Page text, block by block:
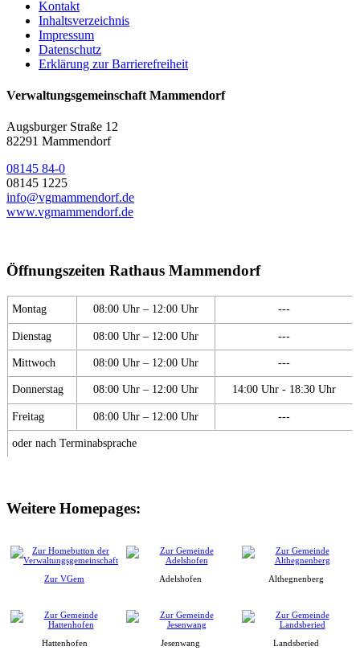
Kontakt
Inhaltsverzeichnis
Impressum
Datenschutz
Erklärung zur Barrierefreiheit
Verwaltungsgemeinschaft Mammendorf
Augsburger Straße 12
82291 Mammendorf
08145 84-0
08145 1225
info@vgmammendorf.de
www.vgmammendorf.de
Öffnungszeiten Rathaus Mammendorf
Montag 08:00 Uhr – 12:00 Uhr ---
Dienstag 08:00 Uhr – 12:00 Uhr ---
Mittwoch 08:00 Uhr – 12:00 Uhr ---
Donnerstag 08:00 Uhr – 12:00 Uhr 14:00 Uhr - 18:30 Uhr
Freitag 08:00 Uhr – 12:00 Uhr ---
oder nach Terminabsprache
Weitere Homepages:
Zur VGem Adelshofen Althegnenberg
Hattenhofen Jesenwang Landsberied